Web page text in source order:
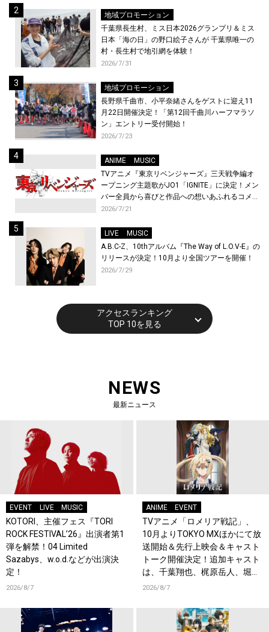
地域プロモーション
千葉県長生村、ミス日本2026グランプリ＆ミス
日本「海の日」の野口絵子さんが 千葉県唯一の
村・長生村で地引網を体験！
2026/7/31
地域プロモーション
長野県千曲市、小平奈緒さんをゲストに迎え11
月22日開催決定！「第12回千曲川ハーフマラソ
ン」エントリー受付開始！
2026/7/23
ANIME
MUSIC
TVアニメ『東京リベンジャーズ』三天戦争編オ
ープニング主題歌がJO1「IGNITE」に決定！メン
バー全員から喜びと作品への想いあふれるコメン
トが到着！9月に東京・大阪で先行上映会を開
2026/7/21
LIVE
MUSIC
A.B.C-Z、10thアルバム『The Way of L.O.V-E』の
リリースが決定！10月より全国ツアーを開催！
2026/7/29
アクセスランキング
TOP 10を見る
NEWS
最新ニュース
EVENT LIVE MUSIC
KOTORI、主催フェス『TORI
ROCK FESTIVAL’26』出演者第1
弾を解禁！04 Limited
Sazabys、w.o.d.などが出演決
定！
2026/8/7
ANIME EVENT
TVアニメ「ロメリア戦記」、
10月よりTOKYO MXほかにて放
送開始＆先行上映会＆キャスト
トーク開催決定！追加キャスト
は、千葉翔也、梶原岳人、堀江
瞬、綿貫竜之介！PV第1弾公
2026/8/7